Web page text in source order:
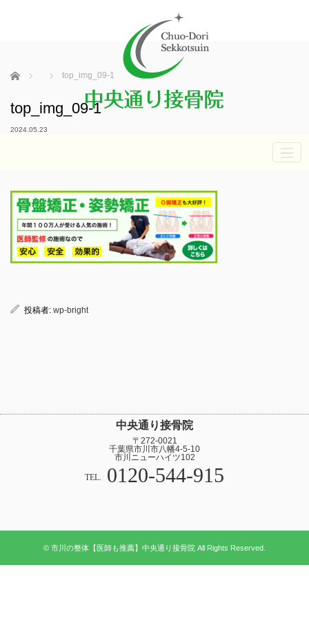
ホーム top_img_09-1
top_img_09-1
2024.05.23
投稿者: wp-bright
中央通り接骨院
〒272-0021
千葉県市川市八幡4-5-10
市川ニューハイツ102
TEL. 0120-544-915
© 市川の整体【医師も推薦】中央通り接骨院 All Rights Reserved.